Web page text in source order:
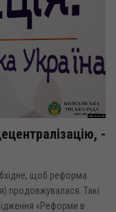
-
щоб реформа
продовжувалася. Такі
«Реформи в